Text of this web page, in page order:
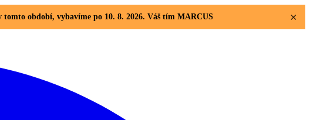
období, vybavíme po 10. 8. 2026. Váš tím MARCUS ×